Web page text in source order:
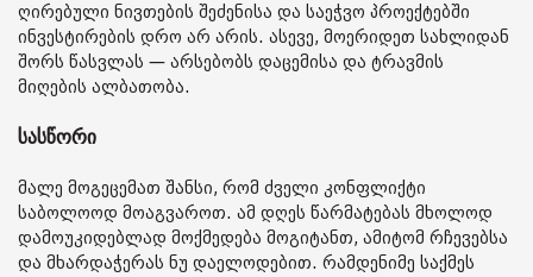
ღირებული ნივთების შეძენისა და საეჭვო პროექტებში
ინვესტირების დრო არ არის. ასევე, მოერიდეთ სახლიდან
შორს წასვლას — არსებობს დაცემისა და ტრავმის
მიღების ალბათობა.
სასწორი
მალე მოგეცემათ შანსი, რომ ძველი კონფლიქტი
საბოლოოდ მოაგვაროთ. ამ დღეს წარმატებას მხოლოდ
დამოუკიდებლად მოქმედება მოგიტანთ, ამიტომ რჩევებსა
და მხარდაჭერას ნუ დაელოდებით. რამდენიმე საქმეს